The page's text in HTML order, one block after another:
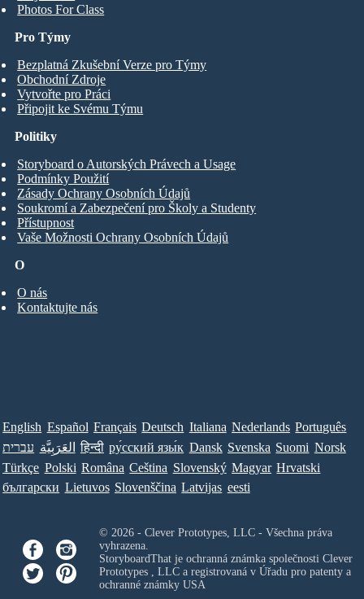
Photos For Class
Pro Týmy
Bezplatná Zkušební Verze pro Týmy
Obchodní Zdroje
Vytvořte pro Práci
Připojit ke Svému Týmu
O
O nás
Kontaktujte nás
Politiky
Storyboard o Autorských Právech a Usage
Podmínky Použití
Zásady Ochrany Osobních Údajů
Soukromí a Zabezpečení pro Školy a Studenty
Přístupnost
Vaše Možnosti Ochrany Osobních Údajů
English Español Français Deutsch Italiana Nederlands Português
עברית العَرَبِيَّة हिन्दी ру́сский язы́к Dansk Svenska Suomi Norsk
Türkçe Polski Româna Ceština Slovenský Magyar Hrvatski
български Lietuvos Slovenščina Latvijas eesti
© 2026 - Clever Prototypes, LLC - Všechna práva
vyhrazena.
StoryboardThat je ochranná známka společnosti Clever
Prototypes , LLCa registrovaná v Úřadu pro patenty a
ochranné známky USA